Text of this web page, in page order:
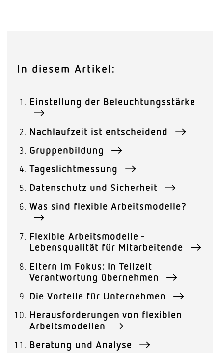
In diesem Artikel:
Einstellung der Beleuchtungsstärke
Nachlaufzeit ist entscheidend
Gruppenbildung
Tageslichtmessung
Datenschutz und Sicherheit
Was sind flexible Arbeitsmodelle?
Flexible Arbeitsmodelle -
Lebensqualität für Mitarbeitende
Eltern im Fokus: In Teilzeit
Verantwortung übernehmen
Die Vorteile für Unternehmen
Herausforderungen von flexiblen
Arbeitsmodellen
Beratung und Analyse